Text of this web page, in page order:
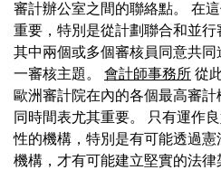
審計辦公室之間的聯絡點。 在
重要，特別是從計劃聯合和並行
其中兩個或多個審核員同意共
一審核主題。 會計師事務所 從
歐洲審計院在內的各個最高審
同時間表尤其重要。 只有運作
性的機構，特別是有可能透過
機構，才有可能建立堅實的法